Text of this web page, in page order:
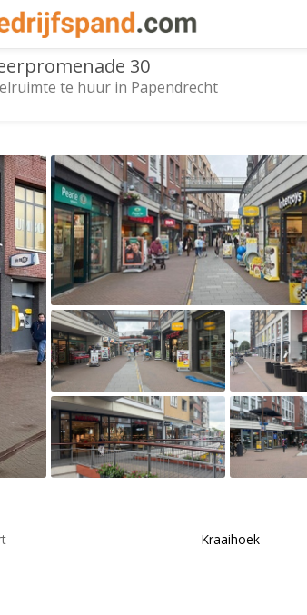
30
te huur in Papendrecht
Kraaihoek